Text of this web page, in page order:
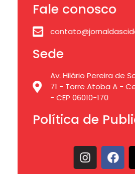
Fale conosco
Sede
Av. Hilário Pereira de
71 - Torre Atoba A -
- CEP 06010-170
Política de